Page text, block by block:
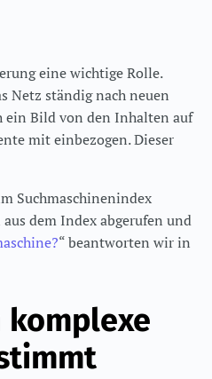
eine wichtige Rolle.
Netz ständig nach neuen
ein Bild von den Inhalten auf
mit einbezogen. Dieser
Suchmaschinenindex
dem Index abgerufen und
“ beantworten wir in